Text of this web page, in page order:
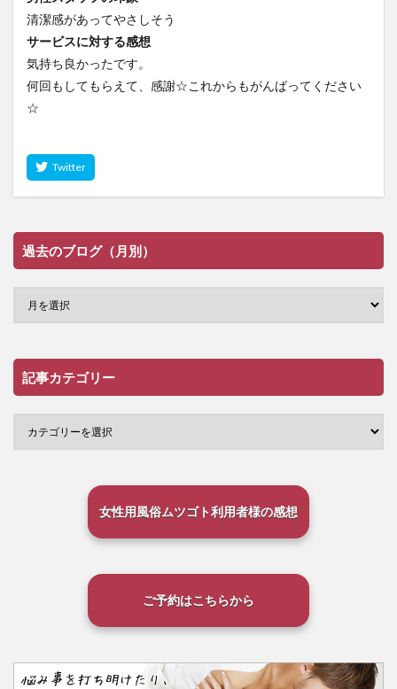
清潔感があってやさしそう
サービスに対する感想
気持ち良かったです。
何回もしてもらえて、感謝☆これからもがんばってください
☆
過去のブログ（月別）
記事カテゴリー
女性用風俗ムツゴト利用者様の感想
ご予約はこちらから